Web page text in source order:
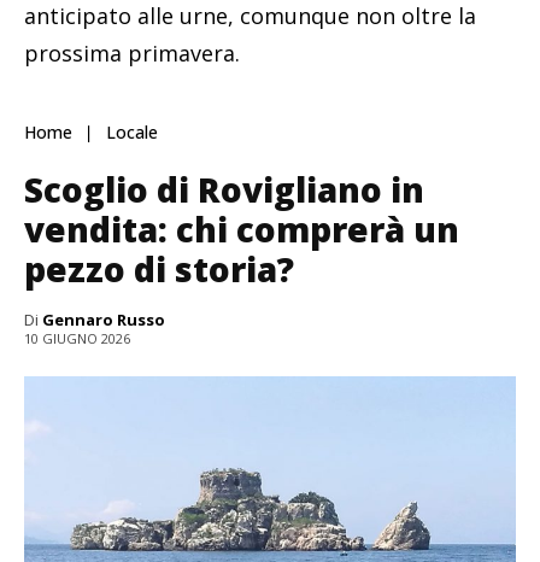
anticipato alle urne, comunque non oltre la
prossima primavera.
Home Locale
Scoglio di Rovigliano in
vendita: chi comprerà un
pezzo di storia?
Di Gennaro Russo
10 GIUGNO 2026